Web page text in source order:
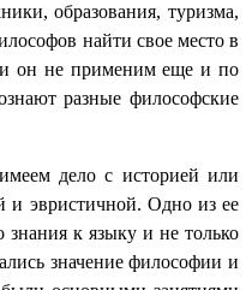
образования, туризма,
найти свое место в
он не применим еще и по
разные философские
дело с историей или
и эвристичной. Одно из ее
знания к языку и не только
значение философии и